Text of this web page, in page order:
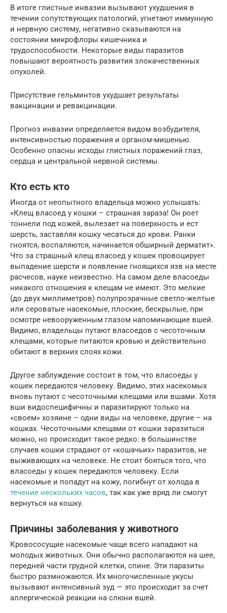
В итоге глистные инвазии вызывают ухудшения в
течении сопутствующих патологий, угнетают иммунную
и нервную систему, негативно сказываются на
состоянии микрофлоры кишечника и
трудоспособности. Некоторые виды паразитов
повышают вероятность развития злокачественных
опухолей.
Присутствие гельминтов ухудшает результаты
вакцинации и ревакцинации.
Прогноз инвазии определяется видом возбудителя,
интенсивностью поражения и органом-мишенью.
Особенно опасны исходы глистных поражений глаз,
сердца и центральной нервной системы.
Кто есть кто
Иногда от неопытного владельца можно услышать:
«Клещ власоед у кошки – страшная зараза! Он роет
тоннели под кожей, вылезает на поверхность и ест
шерсть, заставляя кошку чесаться до крови. Ранки
гноятся, воспаляются, начинается обширный дерматит».
Что за страшный клещ власоед у кошек провоцирует
выпадение шерсти и появление гноящихся язв на месте
расчесов, науке неизвестно. На самом деле власоеды
никакого отношения к клещам не имеют. Это мелкие
(до двух миллиметров) полупрозрачные светло-желтые
или сероватые насекомые, плоские, бескрылые, при
осмотре невооруженным глазом напоминающие вшей.
Видимо, владельцы путают власоедов с чесоточным
клещами, которые питаются кровью и действительно
обитают в верхних слоях кожи.
Другое заблуждение состоит в том, что власоеды у
кошек передаются человеку. Видимо, этих насекомых
вновь путают с чесоточными клещами или вшами. Хотя
вши видоспецифичны и паразитируют только на
«своем» хозяине – одни виды на человеке, другие – на
кошках. Чесоточными клещами от кошки заразиться
можно, но происходит такое редко: в большинстве
случаев кошки страдают от «кошачьих» паразитов, не
выживающих на человеке. Не стоит бояться того, что
власоеды у кошек передаются человеку. Если
насекомые и попадут на кожу, погибнут от холода в
течение нескольких часов, так как уже вряд ли смогут
вернуться на кошку.
Причины заболевания у животного
Кровососущие насекомые чаще всего нападают на
молодых животных. Они обычно располагаются на шее,
передней части грудной клетки, спине. Эти паразиты
быстро размножаются. Их многочисленные укусы
вызывают интенсивный зуд — это происходит за счет
аллергической реакции на слюни вшей.